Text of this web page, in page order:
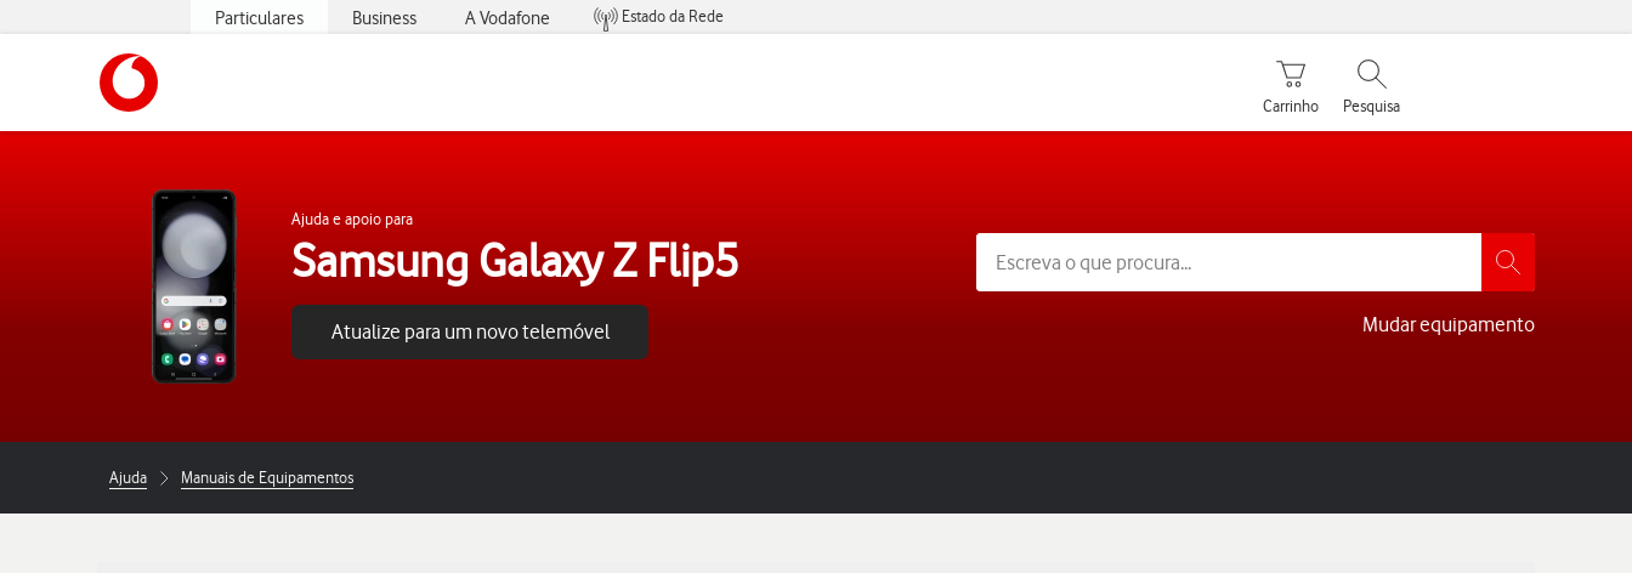
Particulares Business A Vodafone
Estado da Rede
Carrinho de compras
Carrinho
Pesquisar
Pesquisa
Ajuda e apoio para
Samsung Galaxy Z Flip5
Atualize para um novo telemóvel Mudar equipamento
Ajuda Manuais de Equipamentos